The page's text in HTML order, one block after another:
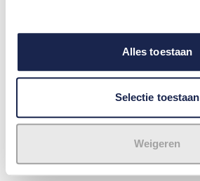
Alles toestaan
Selectie toestaan
Weigeren